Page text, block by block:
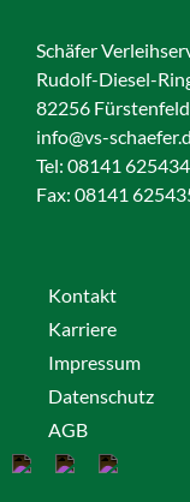
Schäfer
Rudolf-Diesel-
82256
info@vs-
Tel: 08141
Fax: 08141
Kontakt
Karriere
Impressum
Datenschutz
AGB
Cookies